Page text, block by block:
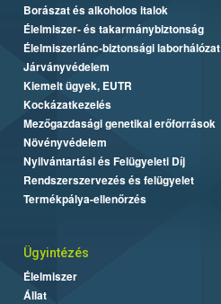
Borászat és alkoholos italok
Élelmiszer- és takarmánybiztonság
Élelmiszerlánc-biztonsági laborhálózat
Járványvédelem
Kiemelt ügyek, EUTR
Kockázatkezelés
Mezőgazdasági genetikai erőforrások
Növényvédelem
Nyilvántartási és Felügyeleti Díj
Rendszerszervezés és felügyelet
Termékpálya-ellenőrzés
Ügyintézés
Élelmiszer
Állat